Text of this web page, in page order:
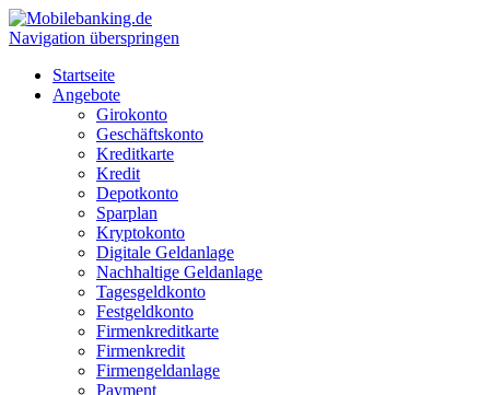
Navigation überspringen
Startseite
Angebote
Girokonto
Geschäftskonto
Kreditkarte
Kredit
Depotkonto
Sparplan
Kryptokonto
Digitale Geldanlage
Nachhaltige Geldanlage
Tagesgeldkonto
Festgeldkonto
Firmenkreditkarte
Firmenkredit
Firmengeldanlage
Payment